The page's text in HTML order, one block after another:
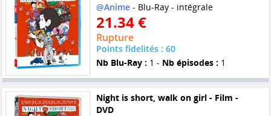
@Anime- Blu-Ray - intégrale
21.34 €
Rupture
Points fidelités : 60
Nb Blu-Ray : 1 - Nb épisodes : 1
Night is short, walk on girl - Film -
DVD